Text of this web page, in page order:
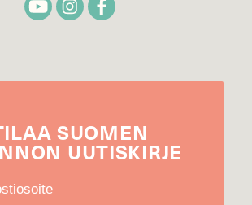
SUOMEN
UUTIS­KIRJE